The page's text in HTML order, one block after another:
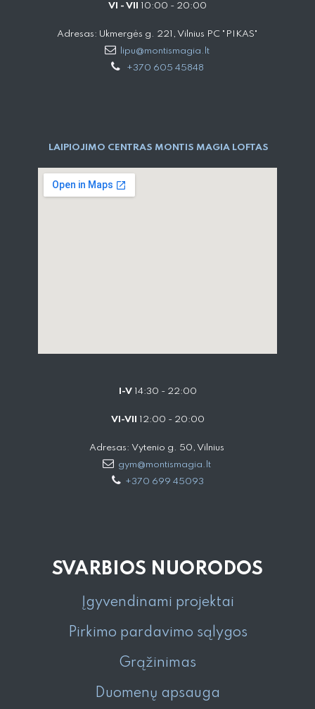
VI - VII 10:00 - 20:00
Adresas: Ukmergės g. 221, Vilnius PC "PIKAS"
lipu@montismagia.lt
+370 605 45848
LAIPIOJIMO CENTRAS MONTIS MAGIA LOFTAS
I-V14:30 - 22:00
VI-VII 12:00 - 20:00
Adresas: Vytenio g. 50, Vilnius
gym@montismagia.lt
+370 699 45093
SVARBIOS NUORODOS
Įgyvendinami projektai
Pirkimo pardavimo sąlygos
Grąžinimas
Duomenų apsauga